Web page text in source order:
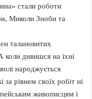
стали роботи
Миколи Зноби та
талановитих
коли дивишся на їхні
народжується
за рівнем своїх робіт ні
живописцям і